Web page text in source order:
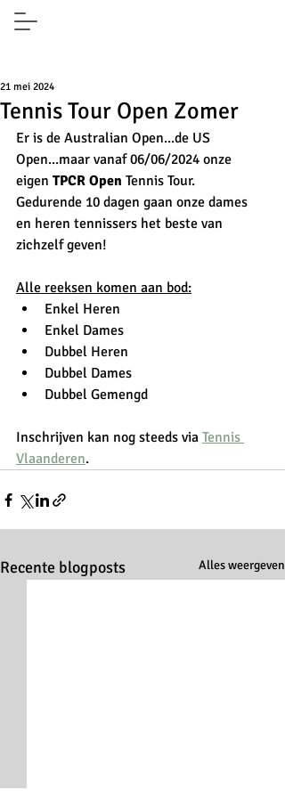
Tennis Tour Open Zomer
21 mei 2024
Er is de Australian Open...de US
Open...maar vanaf 06/06/2024 onze
eigen TPCR Open Tennis Tour.
Gedurende 10 dagen gaan onze dames
en heren tennissers het beste van
zichzelf geven!
Alle reeksen komen aan bod:
Enkel Heren
Enkel Dames
Dubbel Heren
Dubbel Dames
Dubbel Gemengd
Inschrijven kan nog steeds via Tennis
Vlaanderen.
Recente blogposts Alles weergeven